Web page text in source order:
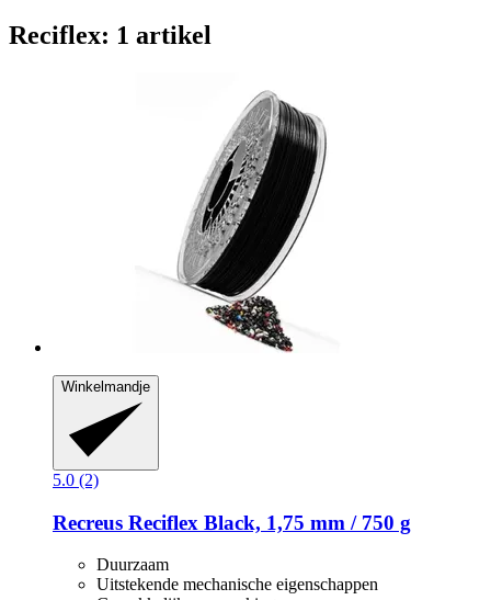
Reciflex: 1 artikel
Winkelmandje
5.0 (2)
Recreus Reciflex Black, 1,75 mm / 750 g
Duurzaam
Uitstekende mechanische eigenschappen